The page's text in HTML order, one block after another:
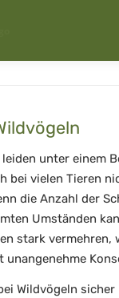
unter einem
bei vielen Tieren
die Anzahl der
Umständen
stark vermehren,
Wildvögeln